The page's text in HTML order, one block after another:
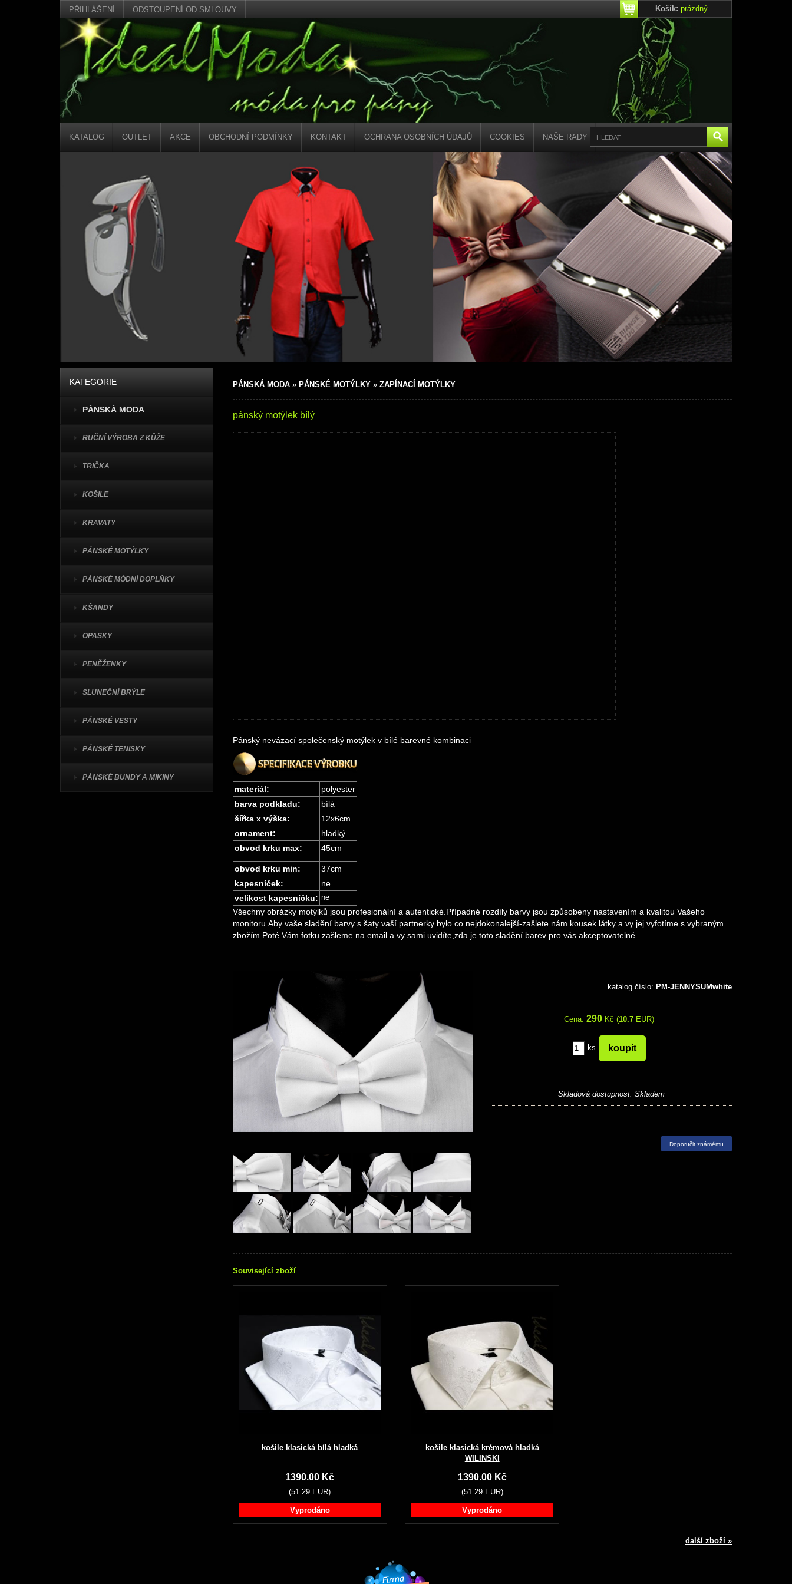
PŘIHLÁŠENÍ ODSTOUPENÍ OD SMLOUVY Košík: prázdný
KATALOG OUTLET AKCE OBCHODNÍ PODMÍNKY KONTAKT OCHRANA OSOBNÍCH ÚDAJŮ COOKIES NAŠE RADY
KATEGORIE
PÁNSKÁ MODA
RUČNÍ VÝROBA Z KŮŽE
TRIČKA
KOŠILE
KRAVATY
PÁNSKÉ MOTÝLKY
PÁNSKÉ MÓDNÍ DOPLŇKY
KŠANDY
OPASKY
PENĚŽENKY
SLUNEČNÍ BRÝLE
PÁNSKÉ VESTY
PÁNSKÉ TENISKY
PÁNSKÉ BUNDY A MIKINY
PÁNSKÁ MODA» PÁNSKÉ MOTÝLKY» ZAPÍNACÍ MOTÝLKY
pánský motýlek bílý
Pánský nevázací společenský motýlek v bílé barevné kombinaci
materiál:
polyester
barva podkladu:
bílá
šířka x výška:
12x6cm
ornament:
hladký
obvod krku max:
45cm
obvod krku min:
37cm
kapesníček:
ne
velikost kapesníčku: ne
Všechny obrázky motýlků jsou profesionální a autentické.Případné rozdíly barvy jsou způsobeny nastavením a kvalitou Vašeho
monitoru.Aby vaše sladění barvy s šaty vaší partnerky bylo co nejdokonalejší-zašlete nám kousek látky a vy jej vyfotíme s vybraným
zbožím.Poté Vám fotku zašleme na email a vy sami uvidíte,zda je toto sladění barev pro vás akceptovatelné.
katalog číslo: PM-JENNYSUMwhite
Cena: 290 Kč (10.7 EUR)
ks
Skladová dostupnost:Skladem
Doporučit známému
Související zboží
košile klasická bílá hladká
1390.00 Kč
(51.29 EUR)
Vyprodáno
košile klasická krémová hladká
WILINSKI
1390.00 Kč
(51.29 EUR)
Vyprodáno
další zboží »